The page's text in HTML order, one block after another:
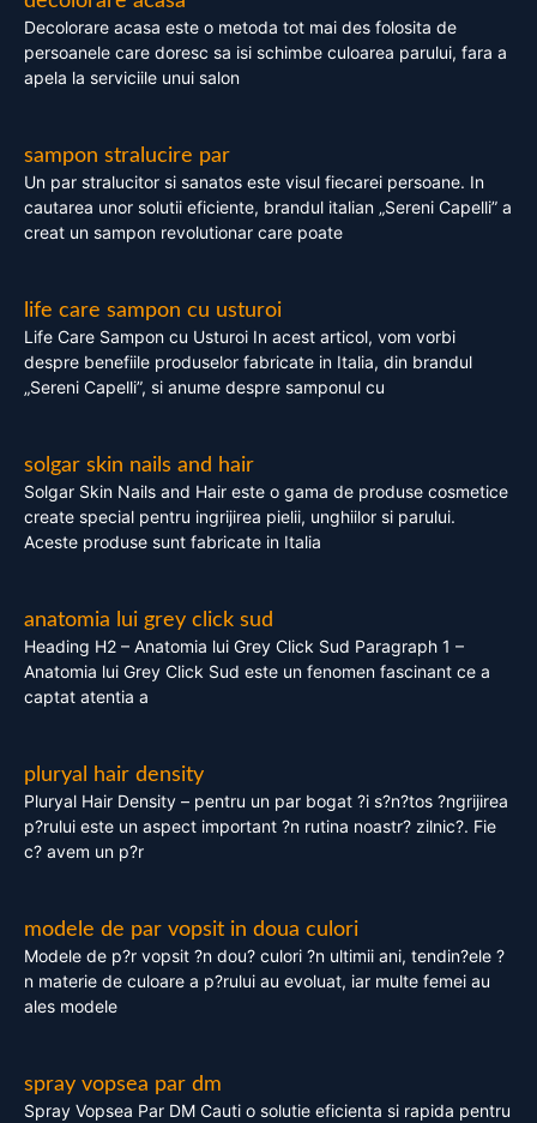
Decolorare acasa este o metoda tot mai des folosita de
persoanele care doresc sa isi schimbe culoarea parului, fara a
apela la serviciile unui salon
sampon stralucire par
Un par stralucitor si sanatos este visul fiecarei persoane. In
cautarea unor solutii eficiente, brandul italian „Sereni Capelli” a
creat un sampon revolutionar care poate
life care sampon cu usturoi
Life Care Sampon cu Usturoi In acest articol, vom vorbi
despre benefiile produselor fabricate in Italia, din brandul
„Sereni Capelli”, si anume despre samponul cu
solgar skin nails and hair
Solgar Skin Nails and Hair este o gama de produse cosmetice
create special pentru ingrijirea pielii, unghiilor si parului.
Aceste produse sunt fabricate in Italia
anatomia lui grey click sud
Heading H2 – Anatomia lui Grey Click Sud Paragraph 1 –
Anatomia lui Grey Click Sud este un fenomen fascinant ce a
captat atentia a
pluryal hair density
Pluryal Hair Density – pentru un par bogat ?i s?n?tos ?ngrijirea
p?rului este un aspect important ?n rutina noastr? zilnic?. Fie
c? avem un p?r
modele de par vopsit in doua culori
Modele de p?r vopsit ?n dou? culori ?n ultimii ani, tendin?ele ?
n materie de culoare a p?rului au evoluat, iar multe femei au
ales modele
spray vopsea par dm
Spray Vopsea Par DM Cauti o solutie eficienta si rapida pentru